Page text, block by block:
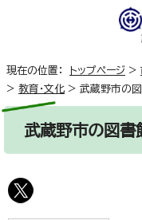
現在の位置： トップページ >
> 教育・文化 > 武蔵野市の
武蔵野市の図